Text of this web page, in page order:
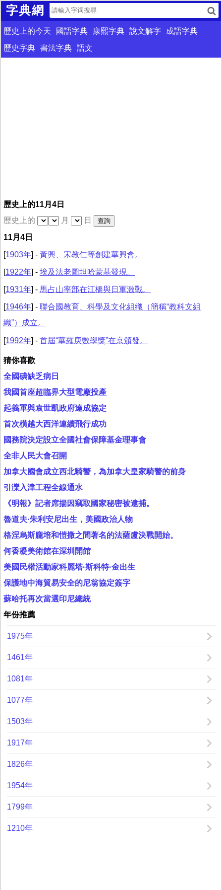
字典網
歷史上的今天 國語字典 康熙字典 說文解字
成語字典
歷史字典 書法字典 語文
歷史上的11月4日
歷史上的
月
日
11月4日
[1903年] - 黃興、宋教仁等創建華興會。
[1922年] - 埃及法老圖坦哈蒙墓發現。
[1931年] - 馬占山率部在江橋與日軍激戰。
[1946年] - 聯合國教育、科學及文化組織（簡稱“教科文組
織”）成立。
[1992年] - 首屆“華羅庚數學獎”在京頒發。
猜你喜歡
全國碘缺乏病日
我國首座超臨界大型電廠投產
起義軍與袁世凱政府達成協定
首次橫越大西洋連續飛行成功
國務院決定設立全國社會保障基金理事會
全非人民大會召開
加拿大國會成立西北騎警，為加拿大皇家騎警的前身
引灤入津工程全線通水
《明報》記者席揚因竊取國家秘密被逮捕。
魯道夫·朱利安尼出生，美國政治人物
格涅烏斯龐培和愷撒之間著名的法薩盧決戰開始。
何香凝美術館在深圳開館
美國民權活動家科麗塔·斯科特·金出生
保護地中海貿易安全的尼翁協定簽字
蘇哈托再次當選印尼總統
年份推薦
1975年
1461年
1081年
1077年
1503年
1917年
1826年
1954年
1799年
1210年